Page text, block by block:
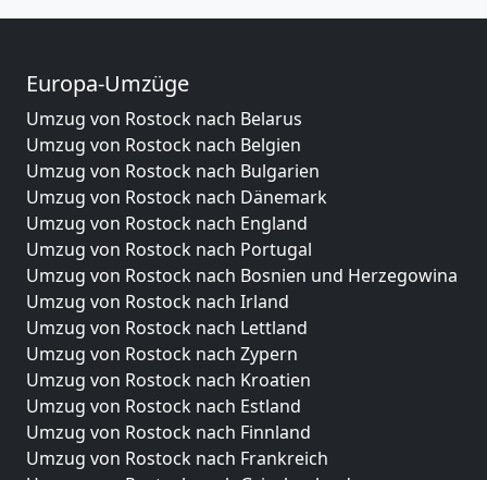
Europa-Umzüge
Umzug von Rostock nach Belarus
Umzug von Rostock nach Belgien
Umzug von Rostock nach Bulgarien
Umzug von Rostock nach Dänemark
Umzug von Rostock nach England
Umzug von Rostock nach Portugal
Umzug von Rostock nach Bosnien und Herzegowina
Umzug von Rostock nach Irland
Umzug von Rostock nach Lettland
Umzug von Rostock nach Zypern
Umzug von Rostock nach Kroatien
Umzug von Rostock nach Estland
Umzug von Rostock nach Finnland
Umzug von Rostock nach Frankreich